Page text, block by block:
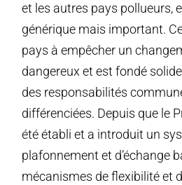
et les autres pays pollueurs,
générique mais important.
pays à empêcher un
dangereux et est fondé
des responsabilités
différenciées. Depuis que le
été établi et a introduit un
plafonnement et d’échange
mécanismes de flexibilité et